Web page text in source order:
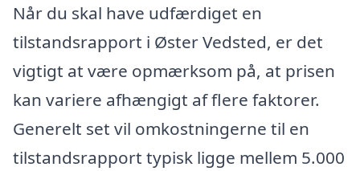
Når du skal have udfærdiget en
tilstandsrapport i Øster Vedsted, er det
vigtigt at være opmærksom på, at prisen
kan variere afhængigt af flere faktorer.
Generelt set vil omkostningerne til en
tilstandsrapport typisk ligge mellem 5.000